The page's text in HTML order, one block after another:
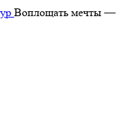
Воплощать мечты —